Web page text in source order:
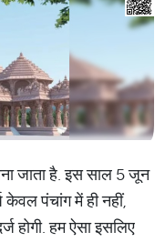
जाता है. इस साल 5 जून
केवल पंचांग में ही नहीं,
होगी. हम ऐसा इसलिए